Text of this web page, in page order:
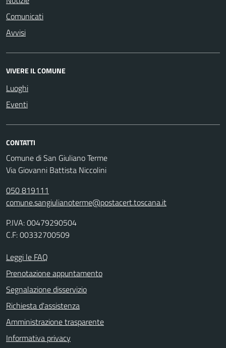
Comunicati
Avvisi
VIVERE IL COMUNE
Luoghi
Eventi
CONTATTI
Comune di San Giuliano Terme
Via Giovanni Battista Niccolini
050 819111
comune.sangiulianoterme@postacert.toscana.it
P.IVA: 00479290504
C.F: 00332700509
Leggi le FAQ
Prenotazione appuntamento
Segnalazione disservizio
Richiesta d'assistenza
Amministrazione trasparente
Informativa privacy